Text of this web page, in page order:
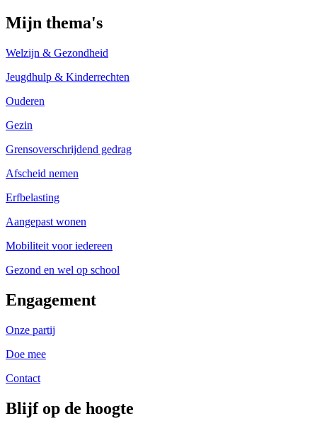
Mijn thema's
Welzijn & Gezondheid
Jeugdhulp & Kinderrechten
Ouderen
Gezin
Grensoverschrijdend gedrag
Afscheid nemen
Erfbelasting
Aangepast wonen
Mobiliteit voor iedereen
Gezond en wel op school
Engagement
Onze partij
Doe mee
Contact
Blijf op de hoogte